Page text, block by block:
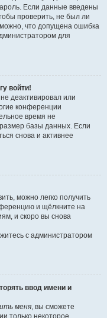
Если данные введены
проверить, не был ли
что допущена ошибка
для
войти!
деактивировал или
конференции
время не
базы данных. Если
снова и активнее
можно легко получить
и щёлкните на
и скоро вы снова
с администратором
ввод имени и
меня, вы сможете
только некоторое